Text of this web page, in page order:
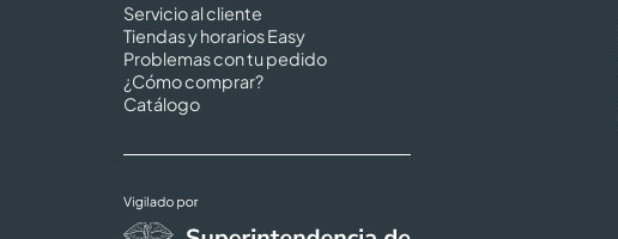
Servicio al cliente
Tiendas y horarios Easy
Problemas con tu pedido
¿Cómo comprar?
Catálogo